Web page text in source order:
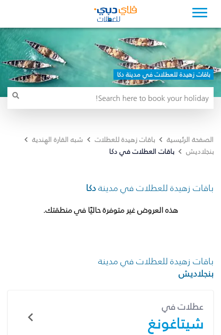
باقات زهيدة للعطلات في مدينة دكا
الصفحة الرئيسية باقات زهيدة للعطلات
شبه القارة الهندية
بنجلاديش
باقات العطلات في دكا
باقات زهيدة للعطلات في مدينةدكا
هذه العروض غير متوفرة حاليًا في منطقتك.
باقات زهيدة للعطلات في مدينة
بنجلاديش
عطلات في
شيتاغونغ